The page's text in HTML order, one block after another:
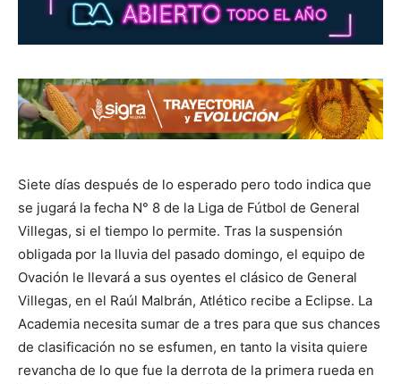
Siete días después de lo esperado pero todo indica que
se jugará la fecha N° 8 de la Liga de Fútbol de General
Villegas, si el tiempo lo permite. Tras la suspensión
obligada por la lluvia del pasado domingo, el equipo de
Ovación le llevará a sus oyentes el clásico de General
Villegas, en el Raúl Malbrán, Atlético recibe a Eclipse. La
Academia necesita sumar de a tres para que sus chances
de clasificación no se esfumen, en tanto la visita quiere
revancha de lo que fue la derrota de la primera rueda en